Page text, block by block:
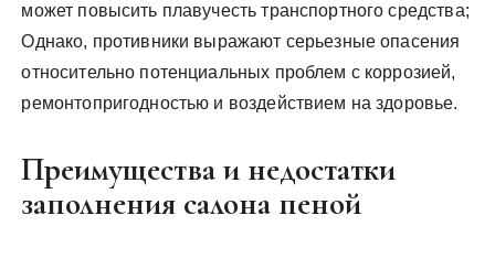
может повысить плавучесть транспортного средства;
Однако, противники выражают серьезные опасения
относительно потенциальных проблем с коррозией,
ремонтопригодностью и воздействием на здоровье.
Преимущества и недостатки
заполнения салона пеной